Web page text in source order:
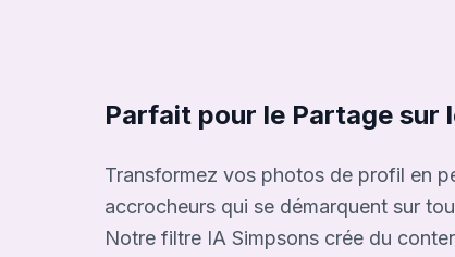
Parfait pour le Partage sur
Transformez vos photos de profil en
accrocheurs qui se démarquent sur
Notre filtre IA Simpsons crée du